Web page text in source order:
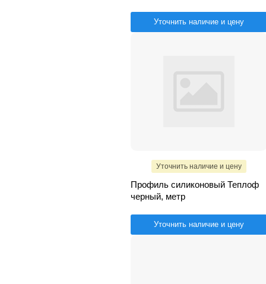
Уточнить наличие и цену
Уточнить наличие и цену
Профиль силиконовый Теплоф
черный, метр
Уточнить наличие и цену